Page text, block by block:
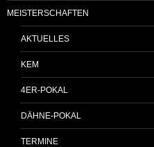
MEISTERSCHAFTEN
AKTUELLES
KEM
4ER-POKAL
DÄHNE-POKAL
TERMINE